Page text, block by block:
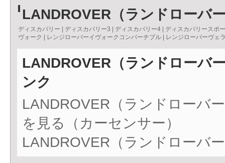
LANDROVER（ランドローバ
ディスカバリー ディスカバリー3 ディスカバリー4
ディスカバリースポ
ヴォーク
レンジローバーイヴォークコンバーチブル レンジローバーヴェ
LANDROVER（ランドローバ
ンク
LANDROVER（ランドローバ
を見る（カーセンサー）
LANDROVER（ランドローバ